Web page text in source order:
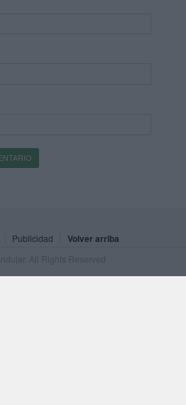
Publicidad Volver arriba